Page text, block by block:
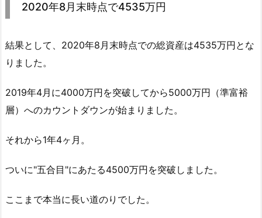
2020年8月末時点で4535万円
結果として、2020年8月末時点での総資産は4535万円とな
りました。
2019年4月に4000万円を突破してから5000万円（準富裕
層）へのカウントダウンが始まりました。
それから1年4ヶ月。
ついに"五合目"にあたる4500万円を突破しました。
ここまで本当に長い道のりでした。